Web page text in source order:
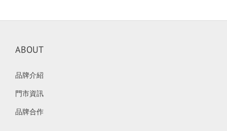
ABOUT
品牌介紹
門市資訊
品牌合作